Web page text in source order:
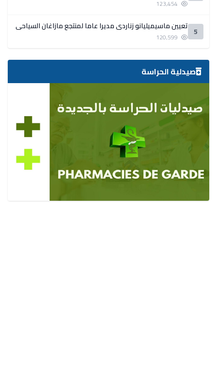
5 تعيين ماسيميليانو زناردي مديرا عاما لمنتجع مازاغان السياحي
صيدلية الحراسة